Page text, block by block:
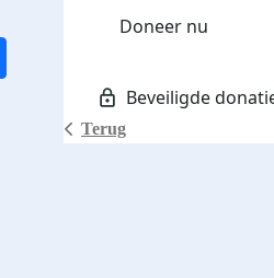
Terug
Doneer nu